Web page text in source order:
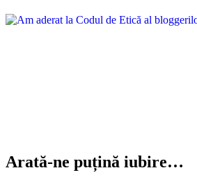
Arată-ne puțină iubire…